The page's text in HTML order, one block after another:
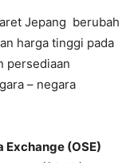
Jepang berubah
harga tinggi pada
persediaan
– negara
Exchange (OSE)